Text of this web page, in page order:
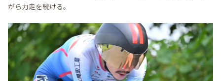
がら力走を続ける。